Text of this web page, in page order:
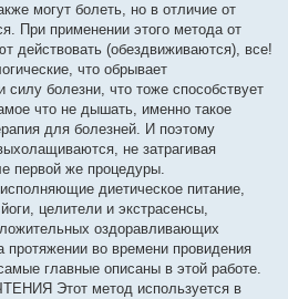
могут болеть, но в отличие от
При применении этого метода от
действовать (обездвиживаются), все!
что обрывает
силу болезни, что тоже способствует
что не дышать, именно такое
для болезней. И поэтому
не затрагивая
первой же процедуры.
диетическое питание,
целители и экстрасенсы,
оздоравливающих
во времени провидения
главные описаны в этой работе.
Этот метод используется в